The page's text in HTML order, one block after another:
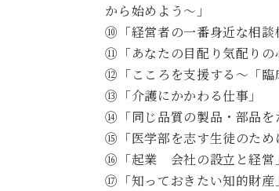
から始めよう～」
⑩「経営者の一番身近な相談
⑪「あなたの目配り気配りの
⑫「こころを支援する～「臨
⑬「介護にかかわる仕事」
⑭「同じ品質の製品・部品を
⑮「医学部を志す生徒のため
⑯「起業 会社の設立と経営」
⑰「知っておきたい知的財産」